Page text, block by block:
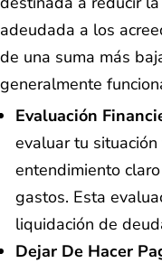
adeudada a los
de una suma más
generalmente
Evaluación
evaluar tu
entendimiento
gastos. Esta
liquidación de
Dejar De Hacer